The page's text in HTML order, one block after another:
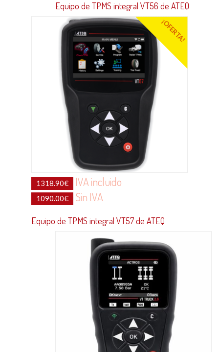
Equipo de TPMS integral VT56 de ATEQ
¡OFERTA!
1318.90€ IVA incluido
1090.00€ Sin IVA
Equipo de TPMS integral VT57 de ATEQ